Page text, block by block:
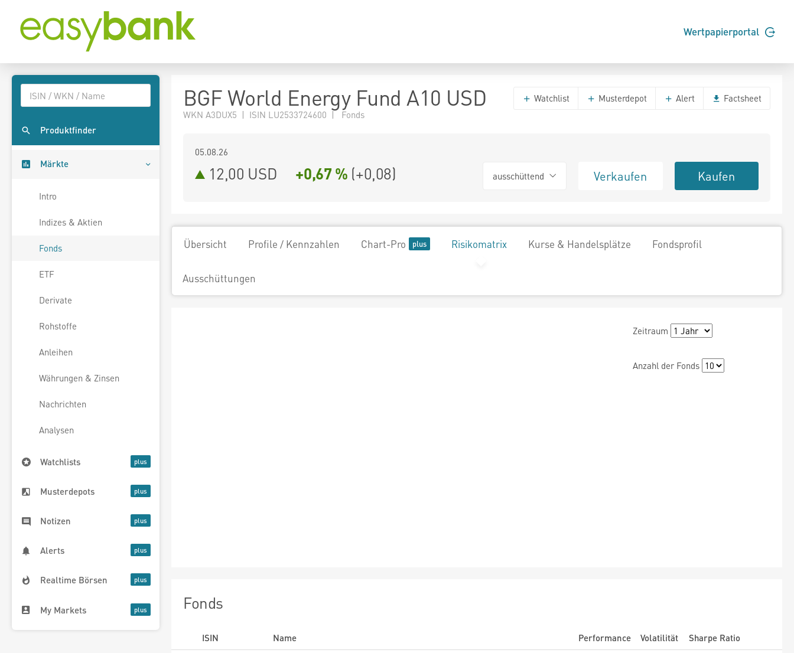
Wertpapierportal
Produktfinder
Märkte
Intro
Indizes & Aktien
Fonds
ETF
Derivate
Rohstoffe
Anleihen
Währungen & Zinsen
Nachrichten
Analysen
Watchlists
Musterdepots
Notizen
Alerts
Realtime Börsen
My Markets
BGF World Energy Fund A10 USD
WKN A3DUX5 | ISIN LU2533724600 | Fonds
Watchlist Musterdepot Alert Factsheet
05.08.26
12,00 USD +0,67 % (+0,08) ausschüttend Verkaufen Kaufen
Übersicht Profile / Kennzahlen Chart-Pro Risikomatrix Kurse & Handelsplätze Fondsprofil
Ausschüttungen
Zeitraum
Anzahl der Fonds
Fonds
ISIN Name Performance Volatilität
Sharpe Ratio